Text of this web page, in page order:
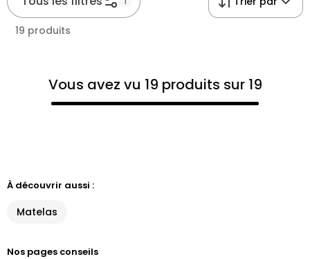
19 produits
Vous avez vu 19 produits sur 19
À découvrir aussi :
Matelas
Nos pages conseils